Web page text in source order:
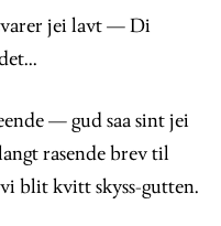
jei lavt — Di
— gud saa sint jei
rasende brev til
blit kvitt skyss-gutten.